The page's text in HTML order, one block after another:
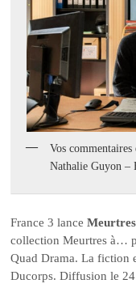
Vos
Nathalie Guyon –
France 3 lance
collection Meurtres à…
Quad Drama. La fiction
Ducorps. Diffusion le